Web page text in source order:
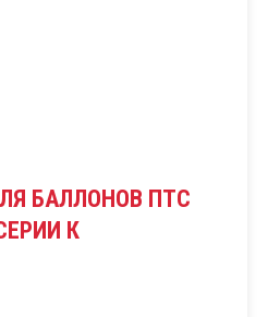
БАЛЛОНОВ ПТС
К